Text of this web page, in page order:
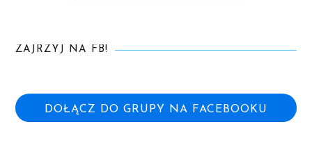
ZAJRZYJ NA FB!
DOŁĄCZ DO GRUPY NA FACEBOOKU